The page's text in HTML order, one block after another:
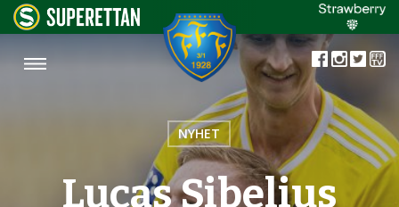
NYHET
Lucas Sibelius